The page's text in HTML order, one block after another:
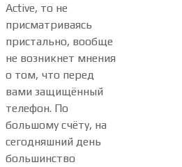
Active, то не
присматриваясь
пристально, вообще
не возникнет мнения
о том, что перед
вами защищённый
телефон. По
большому счёту, на
сегодняшний день
большинство